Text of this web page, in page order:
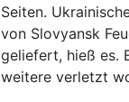
Seiten.
von Slovyansk
geliefert, hieß es.
weitere verletzt